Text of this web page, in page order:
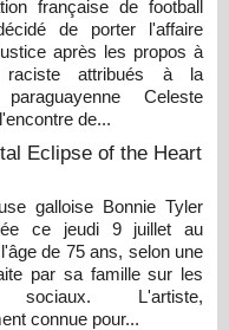
française de football
de porter l'affaire
après les propos à
raciste attribués à la
Celeste
de...
Eclipse of the Heart
galloise Bonnie Tyler
ce jeudi 9 juillet au
de 75 ans, selon une
par sa famille sur les
sociaux. L'artiste,
connue pour...